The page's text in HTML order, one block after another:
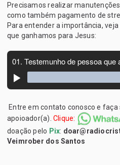
Precisamos realizar
como também pagamento de
Para entender a importância,
que ganhamos para Jesus:
Entre em contato conosco e
apoioador(a). Clique:
doação pelo Pix:
Veimrober dos Santos